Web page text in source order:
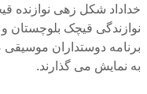
خداداد شکل زهی نوازنده
نوازندگی قیچک
برنامه دوستداران
به نمایش می گذارند.